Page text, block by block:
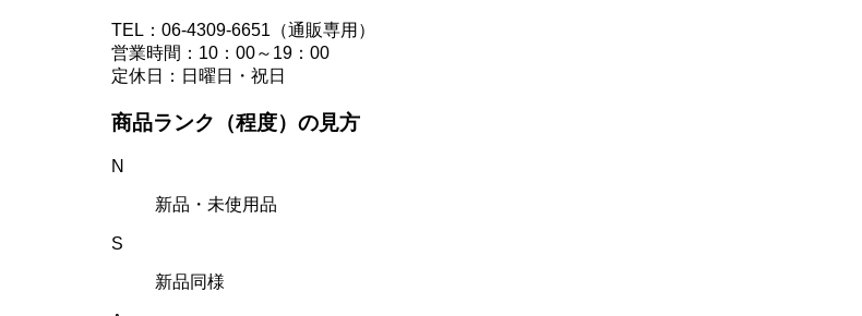
TEL：06-4309-6651（通販専用）
営業時間：10：00～19：00
定休日：日曜日・祝日
商品ランク（程度）の見方
N
新品・未使用品
S
新品同様